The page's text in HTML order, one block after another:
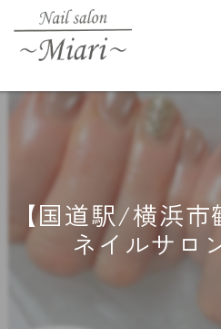
【国道駅/横浜
ネイルサロ